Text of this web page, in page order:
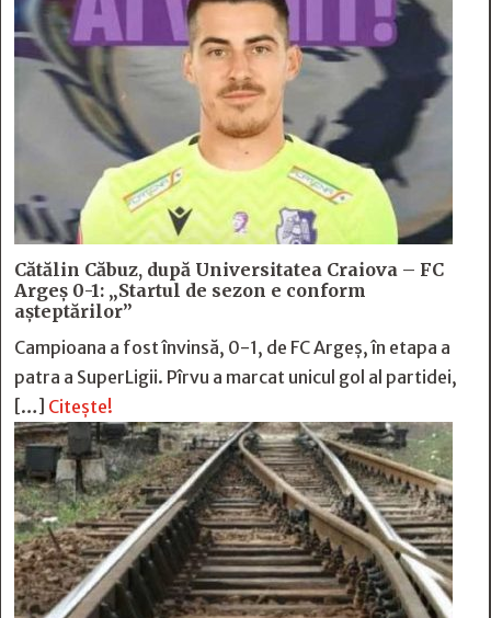
Cătălin Căbuz, după Universitatea Craiova – FC
Argeș 0-1: „Startul de sezon e conform
așteptărilor”
Campioana a fost învinsă, 0-1, de FC Argeș, în etapa a
patra a SuperLigii. Pîrvu a marcat unicul gol al partidei,
[…] Citește!